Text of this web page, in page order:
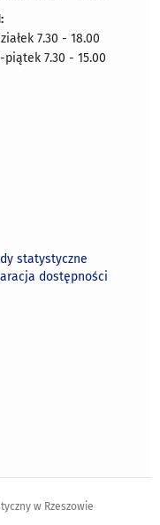
7.30 - 18.00
7.30 - 15.00
statystyczne
dostępności
w Rzeszowie